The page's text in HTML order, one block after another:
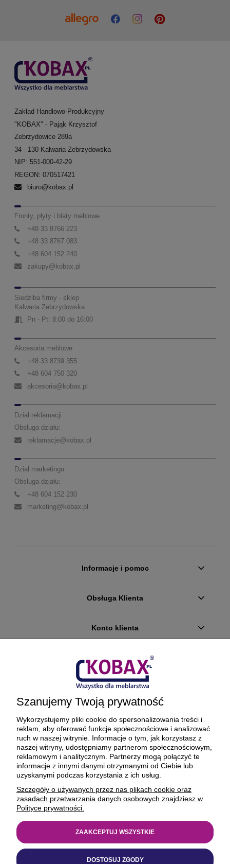
Zakład Handlowo-Produkcyjny
"KOBAX" - Pająk Krzysztof
Zebrzydowice 289a
34 - 130 Kalwaria Zebrzydowska
NIP: 551-000-42-29
REGON: 070517421
biuro@kobax.pl
Fronty, płyty i blaty meblowe
+48 33 8766 223
+48 33 8767 083
+48 604 152 240
zakupy@kobax.pl
Siedziba firmy - sklep
Kalwaria Zebrzydowska
Pn - Pt: 8:00 do 16:00
Akcesoria meblowe
+48 33 8739 355
+48 604 750 320
akcesoria@kobax.pl
Dział reklamacji
Obsługa działu:
reklamacje@kobax.pl
Dział marketingu
Obsługa działu:
+48 604 152 230
marketing@kobax.pl
Informacje i pomoc
Obsługa Klienta
Konto klienta
Płatności i dostawa
Ciekawostki
O firmie
BEZPIECZNE PŁATNOŚCI ORAZ DOSTAWA
Szanujemy Twoją prywatność
Wykorzystujemy pliki cookie do spersonalizowania treści i
reklam, aby oferować funkcje społecznościowe i analizować
ruch w naszej witrynie. Informacje o tym, jak korzystasz z
naszej witryny, udostępniamy partnerom społecznościowym,
reklamowym i analitycznym. Partnerzy mogą połączyć te
informacje z innymi danymi otrzymanymi od Ciebie lub
uzyskanymi podczas korzystania z ich usług.
Szczegóły o używanych przez nas plikach cookie oraz
zasadach przetwarzania danych osobowych znajdziesz w
Polityce prywatności.
DOSTOSUJ ZGODY
ZAAKCEPTUJ WSZYSTKIE